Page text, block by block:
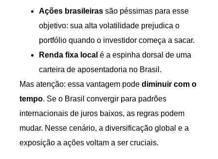
Ações brasileiras são péssimas para esse
objetivo: sua alta volatilidade prejudica o
portfólio quando o investidor começa a sacar.
Renda fixa local é a espinha dorsal de uma
carteira de aposentadoria no Brasil.
Mas atenção: essa vantagem pode diminuir com o
tempo. Se o Brasil convergir para padrões
internacionais de juros baixos, as regras podem
mudar. Nesse cenário, a diversificação global e a
exposição a ações voltam a ser cruciais.